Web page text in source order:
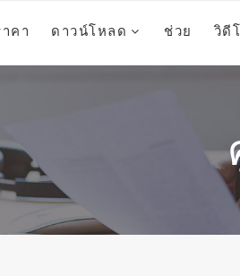
าคา ดาวน์โหลด ช่วย วิดี